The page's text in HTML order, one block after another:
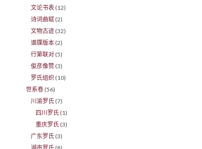
文论书表 (12)
诗词曲赋 (2)
文物古迹 (32)
谱牒版本 (2)
行第联对 (5)
俊彦像赞 (3)
罗氏组织 (10)
世系卷 (56)
川渝罗氏 (7)
四川罗氏 (1)
重庆罗氏 (3)
广东罗氏 (3)